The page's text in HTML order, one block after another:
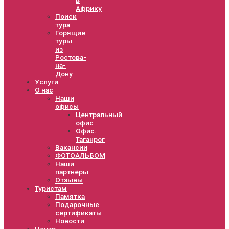
Африку
Поиск
тура
Горящие
туры
из
Ростова-
на-
Дону
Услуги
О нас
Наши
офисы
Центральный
офис
Офис.
Таганрог
Вакансии
ФОТОАЛЬБОМ
Наши
партнёры
Отзывы
Туристам
Памятка
Подарочные
сертификаты
Новости